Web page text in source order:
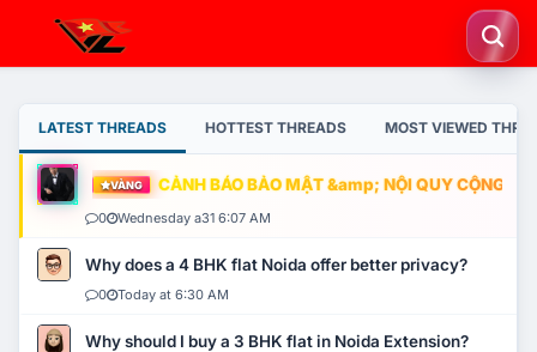
LATEST THREADS HOTTEST THREADS MOST VIEWED
VÀNG CẢNH BÁO BẢO MẬT &amp; NỘI QUY CỘNG
0 Wednesday a31 6:07 AM
Why does a 4 BHK flat Noida offer better privacy?
0 Today at 6:30 AM
Why should I buy a 3 BHK flat in Noida Extension?